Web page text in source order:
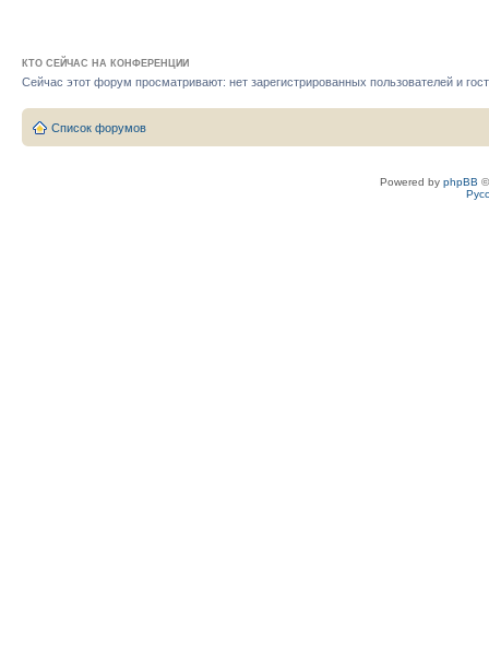
КТО СЕЙЧАС НА КОНФЕРЕНЦИИ
Сейчас этот форум просматривают: нет зарегистрированных пользователей и
Список форумов
Powered by phpBB